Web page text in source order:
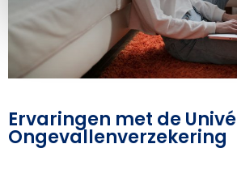
Ervaringen met de Univé
Ongevallenverzekering